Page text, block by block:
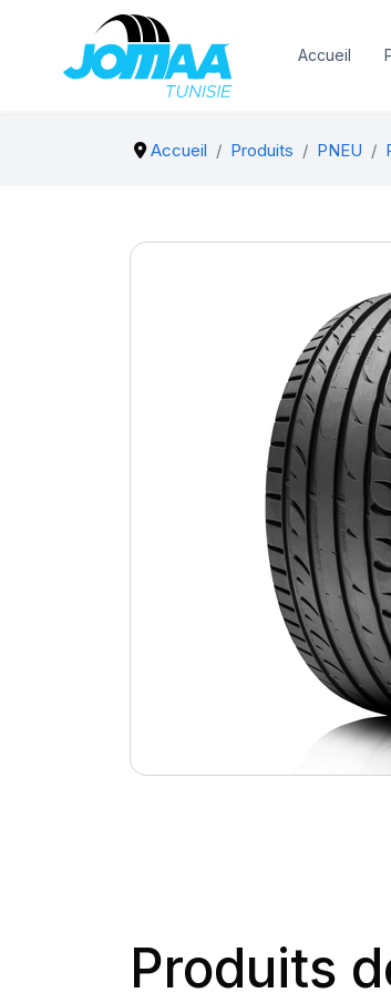
Accueil
Accueil Produits PNEU
Produits